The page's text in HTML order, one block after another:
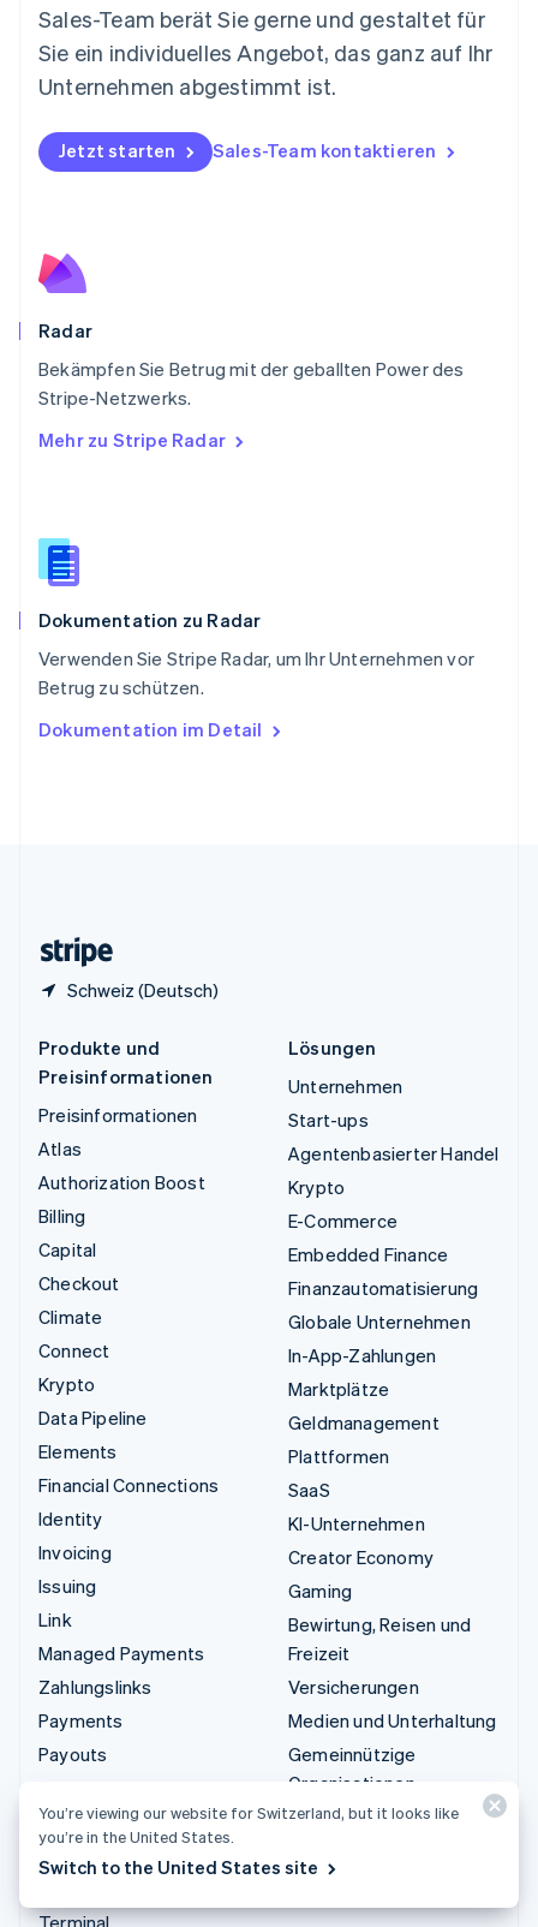
Sales-Team berät Sie gerne und gestaltet für
Sie ein individuelles Angebot, das ganz auf Ihr
Unternehmen abgestimmt ist.
Jetzt starten Sales-Team kontaktieren
Radar
Bekämpfen Sie Betrug mit der geballten Power des
Stripe-Netzwerks.
Mehr zu Stripe Radar
Dokumentation zu Radar
Verwenden Sie Stripe Radar, um Ihr Unternehmen vor
Betrug zu schützen.
Dokumentation im Detail
Schweiz (Deutsch)
English
Österreich
Deutsch
Polen
Portugal
PortuguêsEnglish
Svenska
Schweiz
Singapur
English简体中文
Slowakei
Slowenien
English
Spanien
Thailand
Tschechische Republik
English
English
Produkte und
Preisinformationen
Preisinformationen
Atlas
Authorization Boost
Billing
Capital
Checkout
Climate
Connect
Krypto
Data Pipeline
Elements
Financial Connections
Identity
Invoicing
Issuing
Link
Managed Payments
Zahlungslinks
Payments
Payouts
Revenue Recognition
Stripe Sigma
Lösungen
Unternehmen
Start-ups
Agentenbasierter Handel
Krypto
E-Commerce
Embedded Finance
Finanzautomatisierung
Globale Unternehmen
In-App-Zahlungen
Marktplätze
Geldmanagement
Plattformen
SaaS
KI-Unternehmen
Creator Economy
Gaming
Bewirtung, Reisen und
Freizeit
Versicherungen
Medien und Unterhaltung
Gemeinnützige
Organisationen
Fachdienstleistungen
You’re viewing our website for Switzerland, but it looks like
you’re in the United States.
Switch to the United States site